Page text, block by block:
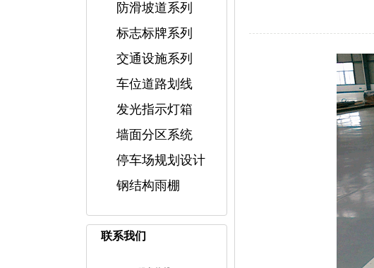
防滑坡道系列
标志标牌系列
交通设施系列
车位道路划线
发光指示灯箱
墙面分区系统
停车场规划设计
钢结构雨棚
联系我们